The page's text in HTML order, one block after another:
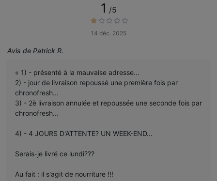
1 /5
14 déc. 2025
Avis de Patrick R.
« 1) - présenté à la mauvaise adresse...
2) - jour de livraison repoussé une première fois par
chronofresh...
3) - 2è livraison annulée et repoussée une seconde fois par
chronofresh...
4) - 4 JOURS D'ATTENTE? UN WEEK-END...
Serais-je livré ce lundi???
Au fait : il s'agit de nourriture !!!